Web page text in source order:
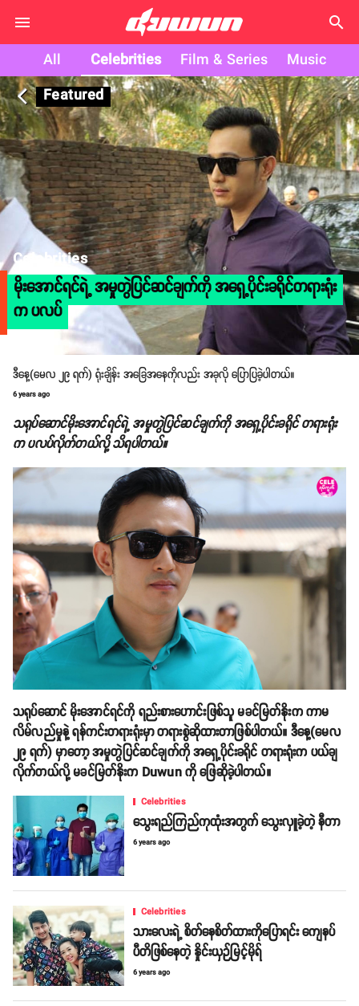
search
All Celebrities Film & Series
Music
Featured
arrow_back_ios
Celebrities
မိုးအောင်ရင်ရဲ့ အမှုတွဲပြင်ဆင်ချက်ကို အရှေ့ပိုင်းခရိုင်တရားရုံး
က ပလပ်
ဒီနေ့(မေလ ၂၉ ရက်) ရုံးချိန်း အခြေအနေကိုလည်း အခုလို ပြောပြခဲ့ပါတယ်။
6 years ago
သရုပ်ဆောင်မိုးအောင်ရင်ရဲ့ အမှုတွဲပြင်ဆင်ချက်ကို အရှေ့ပိုင်းခရိုင် တရားရုံး
က ပလပ်လိုက်တယ်လို့ သိရပါတယ်။
သရုပ်ဆောင် မိုးအောင်ရင်ကို ရည်းစားဟောင်းဖြစ်သူ မခင်မြတ်နိုးက ကာမ
လိမ်လည်မှုနဲ့ ရန်ကင်းတရားရုံးမှာ တရားစွဲဆိုထားတာဖြစ်ပါတယ်။ ဒီနေ့(မေလ
၂၉ ရက်) မှာတော့ အမှုတွဲပြင်ဆင်ချက်ကို အရှေ့ပိုင်းခရိုင် တရားရုံးက ပယ်ချ
လိုက်တယ်လို့ မခင်မြတ်နိုးက Duwun ကို ဖြေဆိုခဲ့ပါတယ်။
Celebrities
သွေးရည်ကြည်ကုထုံးအတွက် သွေးလှူခဲ့တဲ့ နီတာ
6 years ago
Celebrities
သားလေးရဲ့ စိတ်နေစိတ်ထားကိုပြောရင်း ကျေနပ်
ပီတိဖြစ်နေတဲ့ နှိုင်းယှဉ်မြင့်မိုရ်
6 years ago